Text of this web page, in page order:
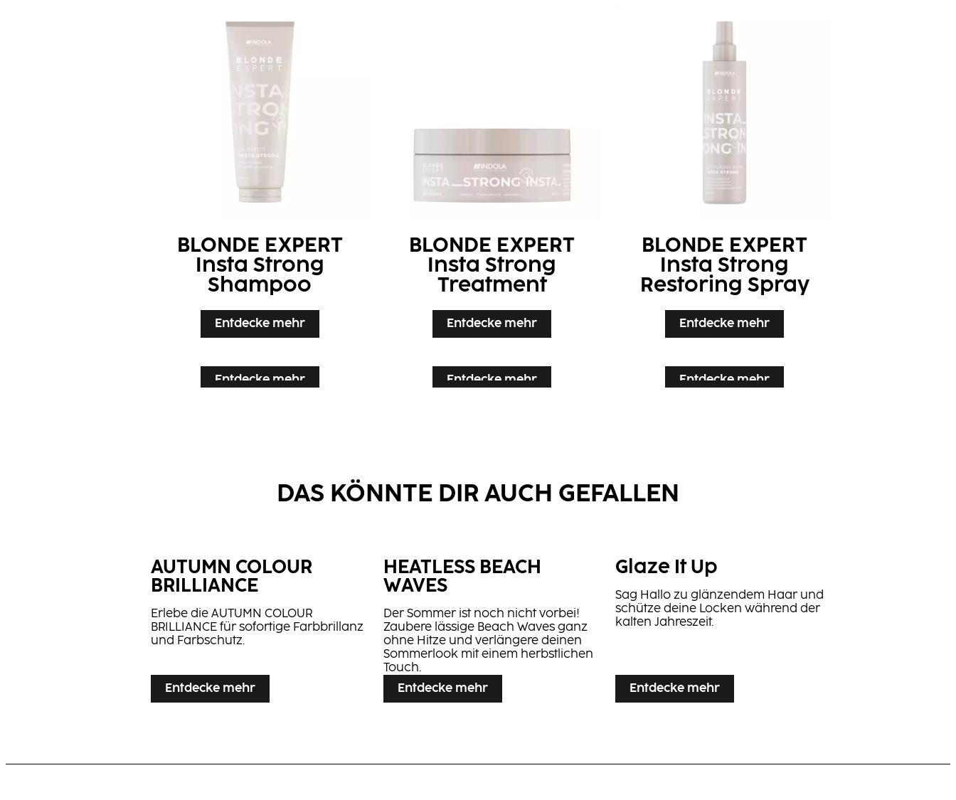
BLONDE EXPERT
Insta Strong
Shampoo
Entdecke mehr
BLONDE EXPERT
Insta Strong
Treatment
Entdecke mehr
BLONDE EXPERT
Insta Strong
Restoring Spray
Entdecke mehr
BLONDE EXPERT
Pastels
Entdecke mehr
Light Mousse
Entdecke mehr
Thermal Protector
Entdecke mehr
Volume & Blow-Dry
Spray
Texture Spray Finishing Serum
Flexible Hair Spray
DAS KÖNNTE DIR AUCH GEFALLEN
AUTUMN COLOUR
BRILLIANCE
Erlebe die AUTUMN COLOUR
BRILLIANCE für sofortige Farbbrillanz
und Farbschutz.
Entdecke mehr
HEATLESS BEACH
WAVES
Der Sommer ist noch nicht vorbei!
Zaubere lässige Beach Waves ganz
ohne Hitze und verlängere deinen
Sommerlook mit einem herbstlichen
Touch.
Entdecke mehr
Glaze It Up
Sag Hallo zu glänzendem Haar und
schütze deine Locken während der
kalten Jahreszeit.
Entdecke mehr